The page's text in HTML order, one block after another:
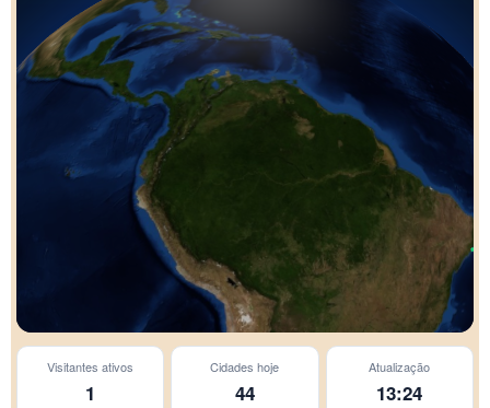
Visitantes ativos
1
Cidades hoje
44
Atualização
13:24